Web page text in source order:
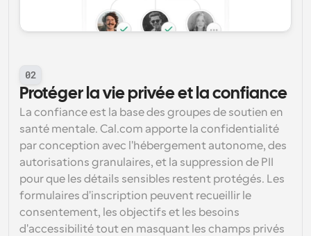
02
Protéger la vie privée et la confiance
La confiance est la base des groupes de soutien en
santé mentale. Cal.com apporte la confidentialité
par conception avec l'hébergement autonome, des
autorisations granulaires, et la suppression de PII
pour que les détails sensibles restent protégés. Les
formulaires d'inscription peuvent recueillir le
consentement, les objectifs et les besoins
d'accessibilité tout en masquant les champs privés